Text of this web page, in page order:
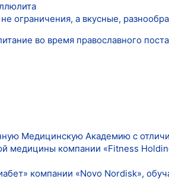
ограничения, а вкусные,
во время православного
Медицинскую Академию с
медицины компании «Fitness
компании «Novo Nordisk»,